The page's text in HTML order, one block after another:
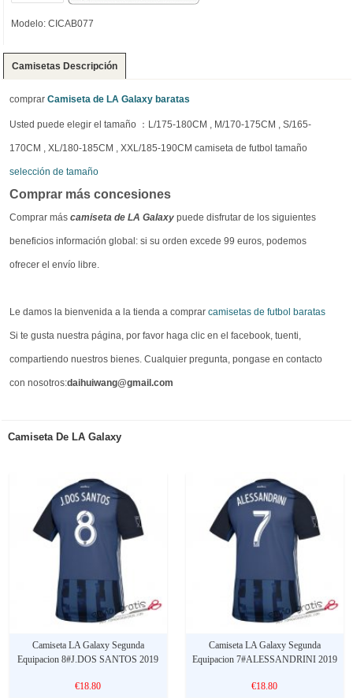
Modelo: CICAB077
Camisetas Descripción
comprar Camiseta de LA Galaxy baratas
Usted puede elegir el tamaño ：L/175-180CM , M/170-175CM , S/165-
170CM , XL/180-185CM , XXL/185-190CM camiseta de futbol tamaño
selección de tamaño
Comprar más concesiones
Comprar más camiseta de LA Galaxy puede disfrutar de los siguientes
beneficios información global: si su orden excede 99 euros, podemos
ofrecer el envío libre.
Le damos la bienvenida a la tienda a comprar camisetas de futbol baratas
Si te gusta nuestra página, por favor haga clic en el facebook, tuenti,
compartiendo nuestros bienes. Cualquier pregunta, pongase en contacto
con nosotros:daihuiwang@gmail.com
Camiseta De LA Galaxy
Camiseta LA Galaxy Segunda
Equipacion 8#J.DOS SANTOS 2019
€18.80
Camiseta LA Galaxy Segunda
Equipacion 7#ALESSANDRINI 2019
€18.80